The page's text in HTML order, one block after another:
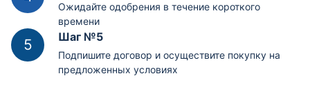
Ожидайте одобрения в течение короткого
времени
Шаг №5
Подпишите договор и осуществите покупку на
предложенных условиях